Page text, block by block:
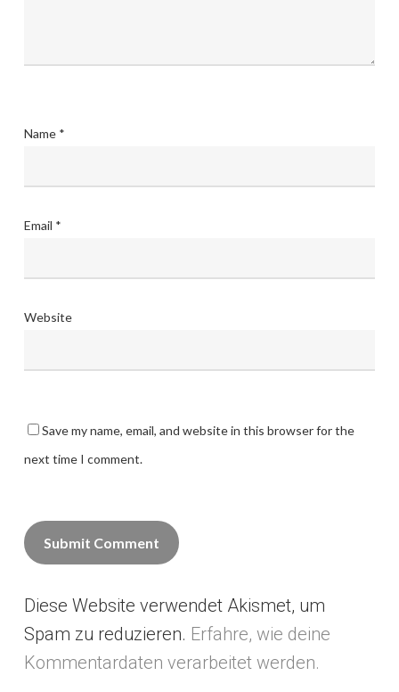
Name *
Email *
Website
Save my name, email, and website in this browser for the
next time I comment.
Alternative:
Diese Website verwendet Akismet, um
Spam zu reduzieren. Erfahre, wie deine
Kommentardaten verarbeitet werden.